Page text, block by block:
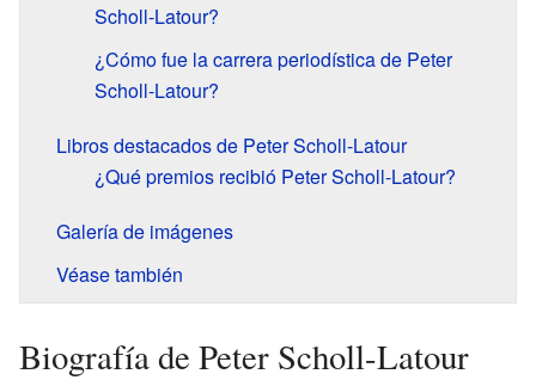
Scholl-Latour?
¿Cómo fue la carrera periodística de Peter
Scholl-Latour?
Libros destacados de Peter Scholl-Latour
¿Qué premios recibió Peter Scholl-Latour?
Galería de imágenes
Véase también
Biografía de Peter Scholl-Latour